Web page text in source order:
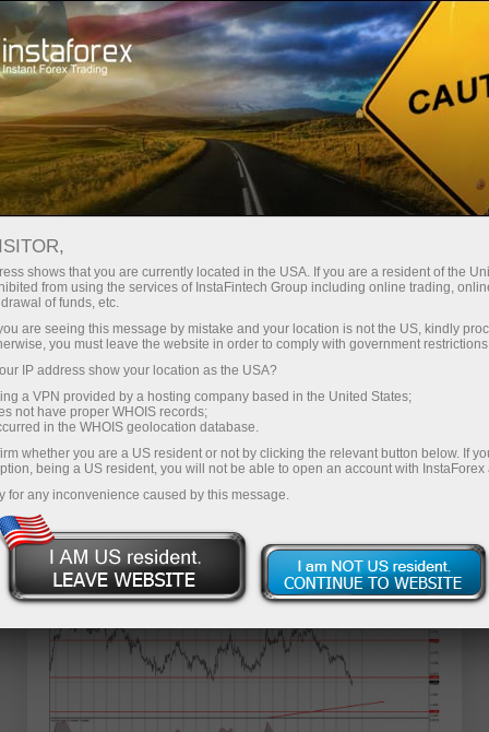
สำหรับเทรดเดอร์
การวิเคราะห์ฟอเร็กซ์
15.05.2026 05:58 AM
วิธีเทรดคู่สกุลเงิน EUR/USD ในวันที่ 15
พฤษภาคม? เคล็ดลับง่าย ๆ และการ
วิเคราะห์การเทรดสำหรับผู้เริ่มต้น
วิเคราะห์การเทรดประจำวัน
พฤหัสบดี:
กราฟ 1 ชั่วโมงของ EUR/USD
shows that you are currently located in the USA. If you are a resident of the
from using the services of InstaFintech Group including online trading,
of funds, etc.
are seeing this message by mistake and your location is not the US, kindly
you must leave the website in order to comply with government
IP address show your location as the USA?
a VPN provided by a hosting company based in the United States;
not have proper WHOIS records;
in the WHOIS geolocation database.
whether you are a US resident or not by clicking the relevant button below. If
being a US resident, you will not be able to open an account with InstaForex
for any inconvenience caused by this message.